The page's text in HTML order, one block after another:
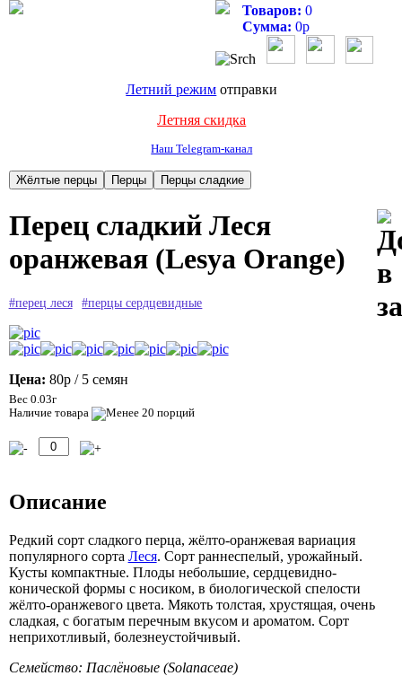
Товаров: 0
Сумма: 0р
Летний режим отправки
Летняя скидка
Наш Telegram-канал
Перец сладкий Леся
оранжевая (Lesya Orange)
#перец леся #перцы сердцевидные
Цена: 80р / 5 семян
Вес 0.03г
Наличие товара
Описание
Редкий сорт сладкого перца, жёлто-оранжевая вариация
популярного сорта Леся. Сорт раннеспелый, урожайный.
Кусты компактные. Плоды небольшие, сердцевидно-
конической формы с носиком, в биологической спелости
жёлто-оранжевого цвета. Мякоть толстая, хрустящая, очень
сладкая, с богатым перечным вкусом и ароматом. Сорт
неприхотливый, болезнеустойчивый.
Семейство: Паслёновые (Solanaceae)